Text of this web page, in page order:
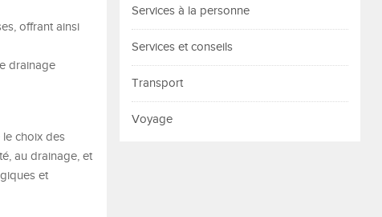
offrant ainsi
drainage
choix des
au drainage, et
et
Services à la personne
Services et conseils
Transport
Voyage